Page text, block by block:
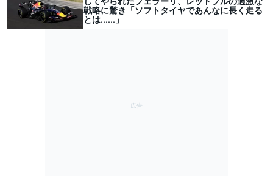
戦略に驚き「ソフトタイヤであんなに長く走る
とは……」